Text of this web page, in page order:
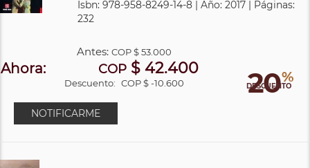
Isbn: 978-958-8249-14-8 | Año: 2017 | Páginas:
232
20%
DESCUENTO
Antes: COP$ 53.000
Ahora: COP$ 42.400
Descuento: COP $ -10.600
NOTIFICARME